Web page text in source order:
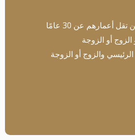
أعمارهم عن 30 عامًا
أو الزوجة
والزوج أو الزوجة